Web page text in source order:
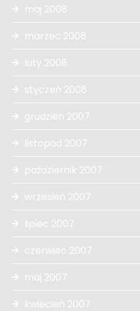
maj 2008
marzec 2008
luty 2008
styczeń 2008
grudzień 2007
listopad 2007
październik 2007
wrzesień 2007
lipiec 2007
czerwiec 2007
maj 2007
kwiecień 2007